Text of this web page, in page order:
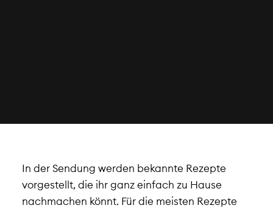
In der Sendung werden bekannte Rezepte
vorgestellt, die ihr ganz einfach zu Hause
nachmachen könnt. Für die meisten Rezepte